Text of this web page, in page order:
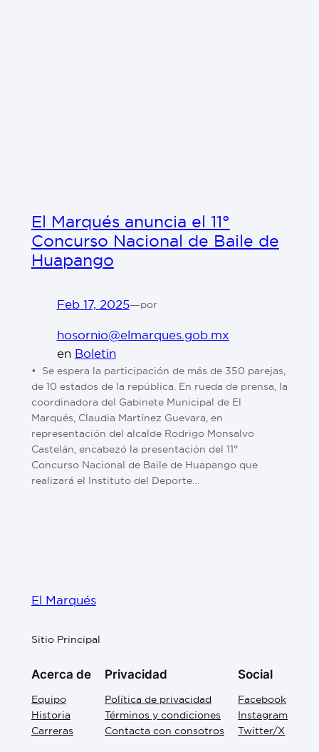
El Marqués anuncia el 11°
Concurso Nacional de Baile de
Huapango
Feb 17, 2025—por
hosornio@elmarques.gob.mx
en Boletin
•⁠ ⁠Se espera la participación de más de 350 parejas,
de 10 estados de la república. En rueda de prensa, la
coordinadora del Gabinete Municipal de El
Marqués, Claudia Martínez Guevara, en
representación del alcalde Rodrigo Monsalvo
Castelán, encabezó la presentación del 11°
Concurso Nacional de Baile de Huapango que
realizará el Instituto del Deporte…
El Marqués
Sitio Principal
Acerca de
Equipo
Historia
Carreras
Privacidad
Política de privacidad
Términos y condiciones
Contacta con consotros
Social
Facebook
Instagram
Twitter/X